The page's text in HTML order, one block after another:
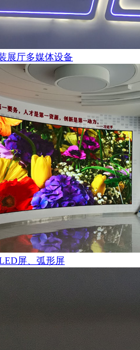
展厅多媒体设备
屏、弧形屏